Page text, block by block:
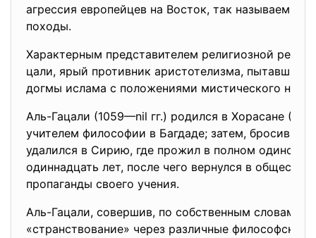
агрессия европейцев на Восток, так называемые
походы.
Характерным представителем религиозной
цали, ярый противник аристотелизма,
догмы ислама с положениями мистического
Аль-Гацали (1059—nil гг.) родился в Хорасане
учителем философии в Багдаде; затем, бросив
удалился в Сирию, где прожил в полном
одиннадцать лет, после чего вернулся в общество
пропаганды своего учения.
Аль-Гацали, совершив, по собственным словам,
«странствование» через различные